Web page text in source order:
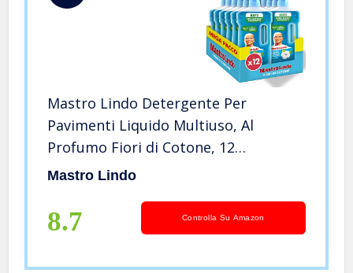
Mastro Lindo Detergente Per
Pavimenti Liquido Multiuso, Al
Profumo Fiori di Cotone, 12
Confezioni (12 x 930ml), Rimuove Fino
Mastro Lindo
8.7 Controlla Su Amazon